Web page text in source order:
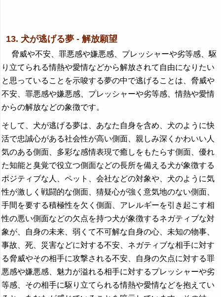
13. 犬が逃げる夢 - 解放願望
脅威や不安、罪悪感や嫌悪感、プレッシャーや劣等感、駆
り立てられる情熱や愛情などから解放されて自由になりたい
と思っていることを示唆する夢の中で逃げることは、脅威や
不安、罪悪感や嫌悪感、プレッシャーや劣等感、情熱や愛情
からの解放などの象徴です。
そして、犬が逃げる夢は、あなた自身を含め、犬のように快
活で忠誠心がある社会性が高い側面、親しみ深くかわいい人
気のある側面、多彩な感情表現で癒しをもたらす側面、優れ
た知能と臭覚で役立つ側面などの長所を備える犬が象徴する
ポジティブな人、ペット、会社などの対象や、犬のように気
性が激しく戦闘的な側面、猜疑心が強く意気地のない側面、
手間を要する積極性を欠く側面、アレルギーを引き起こす相
性の悪い側面などの欠点を持つ犬が象徴するネガティブな対
象が、自身の未来、弱くて不可解な自身の心、未知の物事、
事故、死、災害などに対する不安、ネガティブな相手に対す
る脅威やその相手に攻撃される不安、自身の欠点に対する罪
悪感や嫌悪感、魅力が溢れる相手に対するプレッシャーや劣
等感、その相手に駆り立てられる情熱や愛情などを抱えてい